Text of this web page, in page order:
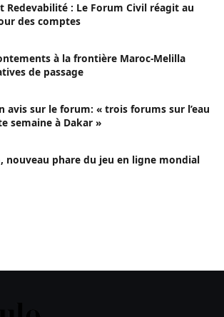
Redevabilité : Le Forum Civil réagit au
des comptes
à la frontière Maroc-Melilla
de passage
avis sur le forum: « trois forums sur l’eau
semaine à Dakar »
nouveau phare du jeu en ligne mondial